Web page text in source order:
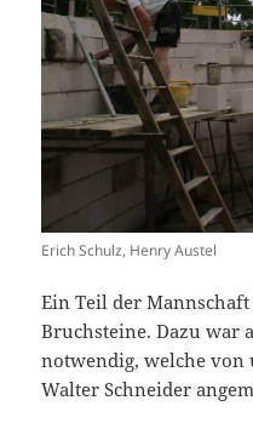
Erich Schulz, Henry Austel
Ein Teil der
Bruchsteine. Dazu war
notwendig, welche von
Walter Schneider